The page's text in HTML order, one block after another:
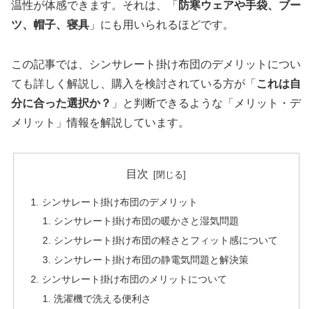
温性が体感できます。それは、「 防寒ウェアや手袋、ブー
ツ、帽子、寝具 」にも用いられるほどです。
この記事では、シンサレート掛け布団のデメリットについ
ても詳しく解説し、購入を検討されている方が「 これは自
分に合った選択か？ 」と判断できるような「メリット・デ
メリット」情報を解説しています。
目次
シンサレート掛け布団のデメリット
シンサレート掛け布団の暖かさと湿気問題
シンサレート掛け布団の軽さとフィット感について
シンサレート掛け布団の静電気問題と解決策
シンサレート掛け布団のメリットについて
洗濯機で洗える便利さ